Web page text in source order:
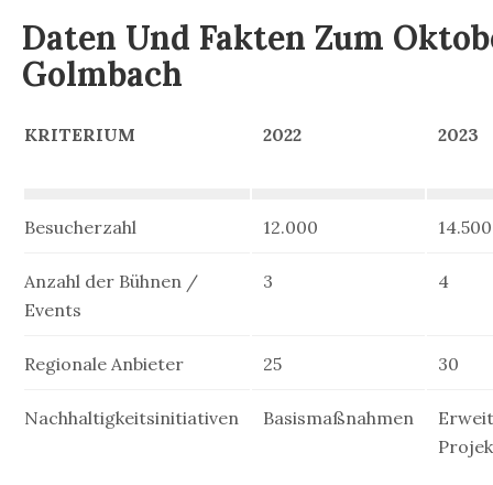
Daten Und Fakten Zum
Golmbach
KRITERIUM 2022 2023
Besucherzahl 12.000 14.500
Anzahl der Bühnen /
Events
3 4
Regionale Anbieter 25 30
Nachhaltigkeitsinitiativen Basismaßnahmen